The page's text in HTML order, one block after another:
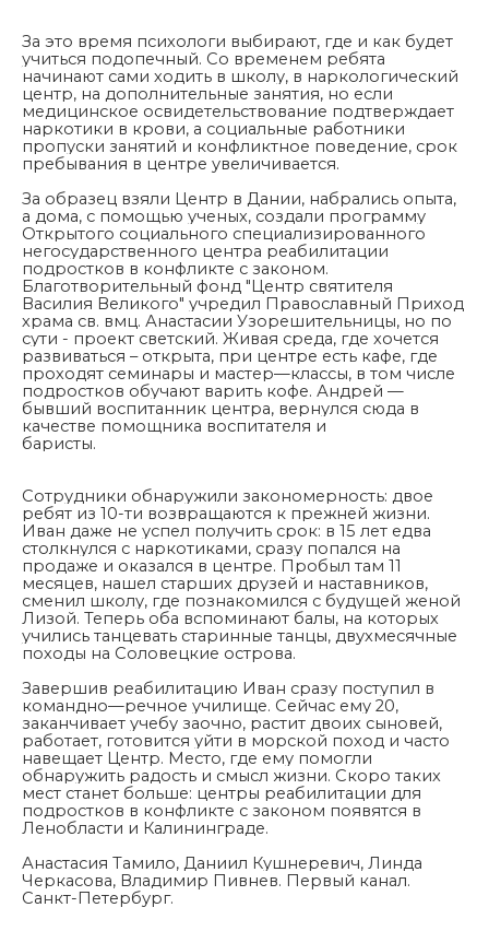
За это время психологи выбирают, где и как будет
учиться подопечный. Со временем ребята
начинают сами ходить в школу, в наркологический
центр, на дополнительные занятия, но если
медицинское освидетельствование подтверждает
наркотики в крови, а социальные работники
пропуски занятий и конфликтное поведение, срок
пребывания в центре увеличивается.
За образец взяли Центр в Дании, набрались опыта,
а дома, с помощью ученых, создали программу
Открытого социального специализированного
негосударственного центра реабилитации
подростков в конфликте с законом.
Благотворительный фонд "Центр святителя
Василия Великого" учредил Православный Приход
храма св. вмц. Анастасии Узорешительницы, но по
сути - проект светский. Живая среда, где хочется
развиваться – открыта, при центре есть кафе, где
проходят семинары и мастер—классы, в том числе
подростков обучают варить кофе. Андрей —
бывший воспитанник центра, вернулся сюда в
качестве помощника воспитателя и
баристы.
Сотрудники обнаружили закономерность: двое
ребят из 10-ти возвращаются к прежней жизни.
Иван даже не успел получить срок: в 15 лет едва
столкнулся с наркотиками, сразу попался на
продаже и оказался в центре. Пробыл там 11
месяцев, нашел старших друзей и наставников,
сменил школу, где познакомился с будущей женой
Лизой. Теперь оба вспоминают балы, на которых
учились танцевать старинные танцы, двухмесячные
походы на Соловецкие острова.
Завершив реабилитацию Иван сразу поступил в
командно—речное училище. Сейчас ему 20,
заканчивает учебу заочно, растит двоих сыновей,
работает, готовится уйти в морской поход и часто
навещает Центр. Место, где ему помогли
обнаружить радость и смысл жизни. Скоро таких
мест станет больше: центры реабилитации для
подростков в конфликте с законом появятся в
Ленобласти и Калининграде.
Анастасия Тамило, Даниил Кушнеревич, Линда
Черкасова, Владимир Пивнев. Первый канал.
Санкт-Петербург.